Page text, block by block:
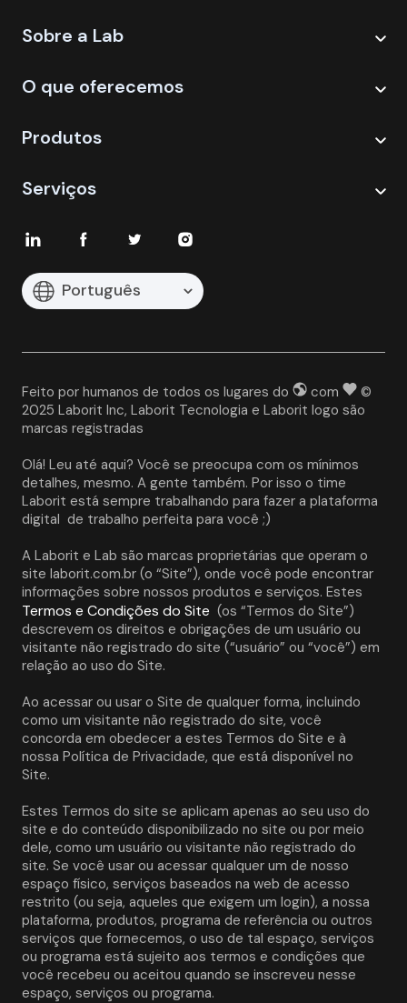
Sobre a Lab
O que oferecemos
Produtos
Serviços
Português
Feito por humanos de todos os lugares do com
©
2025 Laborit Inc, Laborit Tecnologia e Laborit logo são
marcas registradas
Olá! Leu até aqui? Você se preocupa com os mínimos
detalhes, mesmo. A gente também. Por isso o time
Laborit está sempre trabalhando para fazer a plataforma
digital  de trabalho perfeita para você ;)
A Laborit e Lab são marcas proprietárias que operam o
site laborit.com.br (o “Site”), onde você pode encontrar
informações sobre nossos produtos e serviços. Estes
Termos e Condições do Site (os “Termos do Site”)
descrevem os direitos e obrigações de um usuário ou
visitante não registrado do site (“usuário” ou “você”) em
relação ao uso do Site.
Ao acessar ou usar o Site de qualquer forma, incluindo
como um visitante não registrado do site, você
concorda em obedecer a estes Termos do Site e à
nossa Política de Privacidade, que está disponível no
Site.
Estes Termos do site se aplicam apenas ao seu uso do
site e do conteúdo disponibilizado no site ou por meio
dele, como um usuário ou visitante não registrado do
site. Se você usar ou acessar qualquer um de nosso
espaço físico, serviços baseados na web de acesso
restrito (ou seja, aqueles que exigem um login), a nossa
plataforma, produtos, programa de referência ou outros
serviços que fornecemos, o uso de tal espaço, serviços
ou programa está sujeito aos termos e condições que
você recebeu ou aceitou quando se inscreveu nesse
espaço, serviços ou programa.